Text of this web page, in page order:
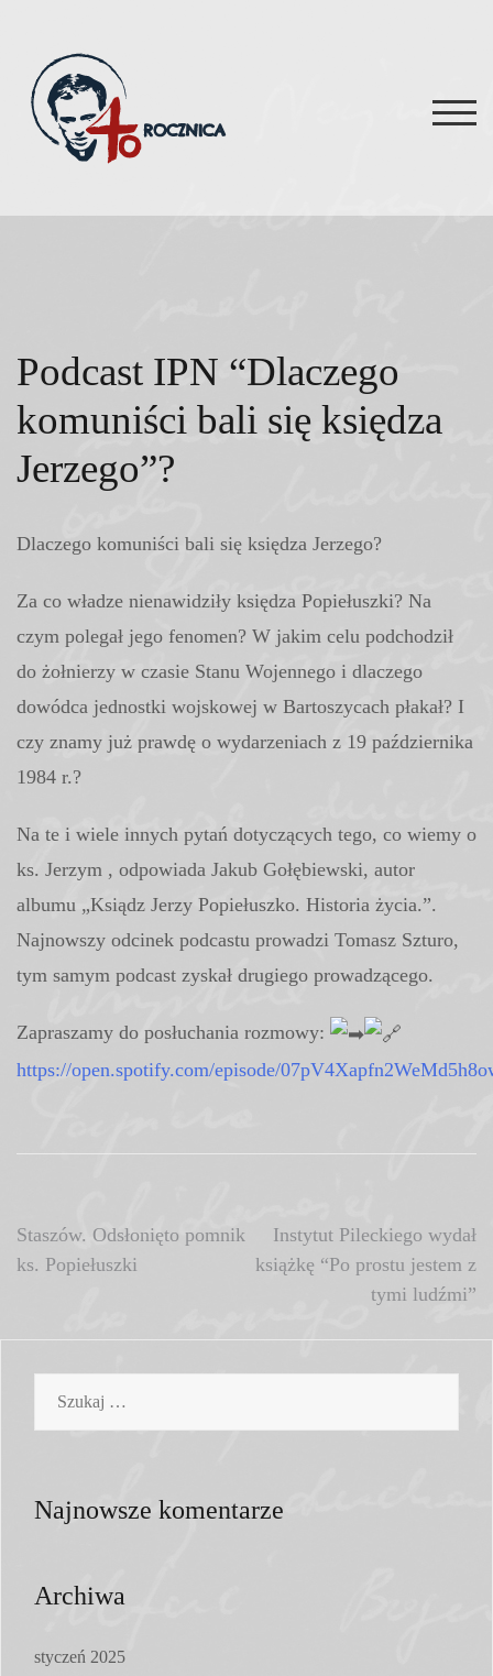
content
Podcast IPN “Dlaczego
komuniści bali się księdza
Jerzego”?
Dlaczego komuniści bali się księdza Jerzego?
Za co władze nienawidziły księdza Popiełuszki? Na
czym polegał jego fenomen? W jakim celu podchodził
do żołnierzy w czasie Stanu Wojennego i dlaczego
dowódca jednostki wojskowej w Bartoszycach płakał? I
czy znamy już prawdę o wydarzeniach z 19 października
1984 r.?
Na te i wiele innych pytań dotyczących tego, co wiemy o
ks. Jerzym , odpowiada Jakub Gołębiewski, autor
albumu „Ksiądz Jerzy Popiełuszko. Historia życia.”.
Najnowszy odcinek podcastu prowadzi Tomasz Szturo,
tym samym podcast zyskał drugiego prowadzącego.
Zapraszamy do posłuchania rozmowy:
https://open.spotify.com/episode/
Nawigacja
wpisu
Staszów. Odsłonięto pomnik
ks. Popiełuszki
Instytut Pileckiego wydał
książkę “Po prostu jestem z
tymi ludźmi”
Najnowsze komentarze
Archiwa
styczeń 2025